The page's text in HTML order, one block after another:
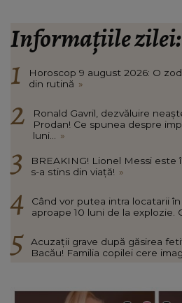
Informațiile zilei:
Horoscop 9 august 2026: O
din rutină »
Ronald Gavril, dezvăluire
Prodan! Ce spunea despre
luni...
»
BREAKING! Lionel Messi este
s-a stins din viață! »
Când vor putea intra locatarii
aproape 10 luni de la explozie.
Acuzații grave după găsirea
Bacău! Familia copilei cere